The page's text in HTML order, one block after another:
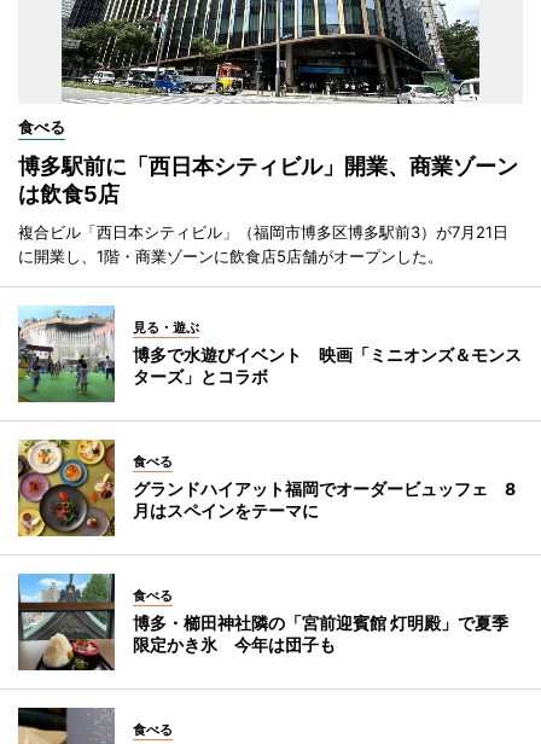
食べる
博多駅前に「西日本シティビル」開業、商業ゾーン
は飲食5店
複合ビル「西日本シティビル」（福岡市博多区博多駅前3）が7月21日
に開業し、1階・商業ゾーンに飲食店5店舗がオープンした。
見る・遊ぶ
博多で水遊びイベント 映画「ミニオンズ＆モンス
ターズ」とコラボ
食べる
グランドハイアット福岡でオーダービュッフェ 8
月はスペインをテーマに
食べる
博多・櫛田神社隣の「宮前迎賓館 灯明殿」で夏季
限定かき氷 今年は団子も
食べる